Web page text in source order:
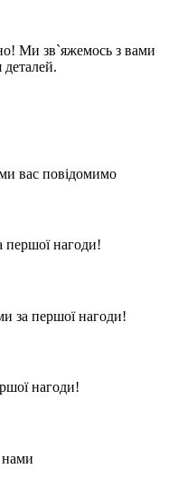
Ми зв`яжемось з вами
вас повідомимо
першої нагоди!
за першої нагоди!
нагоди!
нами